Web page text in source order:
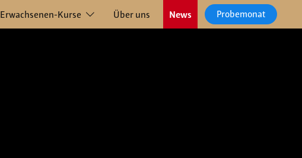
Erwachsenen-Kurse Über uns News Probemonat